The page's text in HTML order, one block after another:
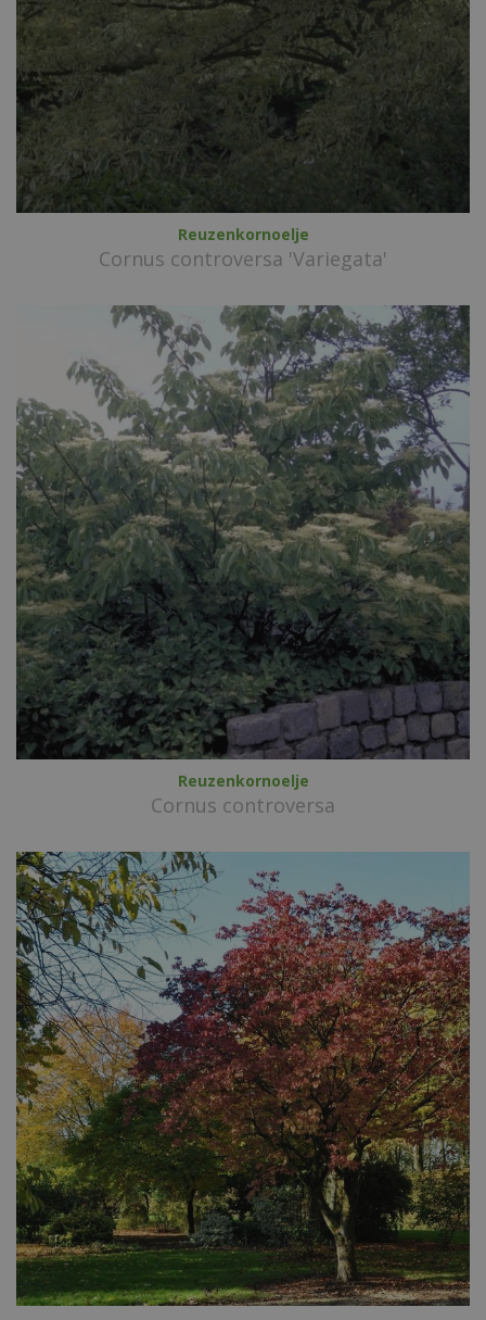
Reuzenkornoelje
Cornus controversa 'Variegata'
Reuzenkornoelje
Cornus controversa